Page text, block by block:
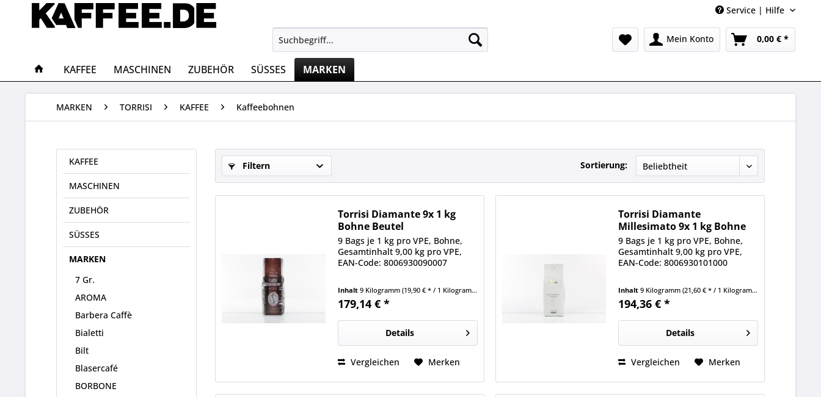
Service | Hilfe
Mein Konto 0,00 € *
KAFFEE MASCHINEN ZUBEHÖR SÜSSES MARKEN
MARKEN TORRISI KAFFEE Kaffeebohnen
KAFFEE
MASCHINEN
ZUBEHÖR
SÜSSES
MARKEN
7 Gr.
AROMA
Barbera Caffè
Bialetti
Bilt
Blasercafé
BORBONE
Filtern Sortierung:
Torrisi Diamante 9x 1 kg
Bohne Beutel
9 Bags je 1 kg pro VPE, Bohne,
Gesamtinhalt 9,00 kg pro VPE,
EAN-Code: 8006930090007
Inhalt9 Kilogramm(19,90 € * / 1 Kilogramm)
179,14 € *
Details
Vergleichen Merken
Torrisi Diamante
Millesimato 9x 1 kg Bohne
Beutel
9 Bags je 1 kg pro VPE, Bohne,
Gesamtinhalt 9,00 kg pro VPE,
EAN-Code: 8006930101000
Inhalt9 Kilogramm(21,60 € * / 1 Kilogramm)
194,36 € *
Details
Vergleichen Merken